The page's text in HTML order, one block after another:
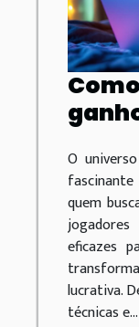
O
quem
eficazes
lucrativa.
técnicas e...